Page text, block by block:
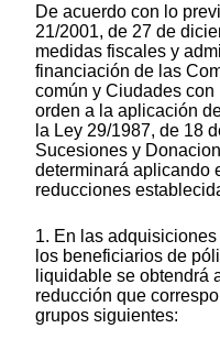
De acuerdo con lo
21/2001, de 27 de
medidas fiscales y
financiación de las
común y Ciudades con
orden a la aplicación
la Ley 29/1987, de 18
Sucesiones y
determinará aplicando
reducciones
1. En las
los beneficiarios de
liquidable se obtendrá
reducción que
grupos siguientes: